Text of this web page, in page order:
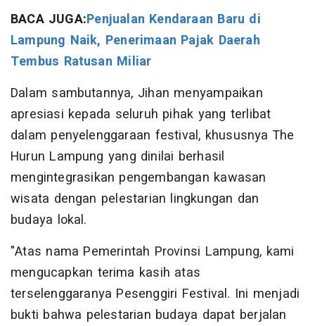
BACA JUGA:Penjualan Kendaraan Baru di
Lampung Naik, Penerimaan Pajak Daerah
Tembus Ratusan Miliar
Dalam sambutannya, Jihan menyampaikan
apresiasi kepada seluruh pihak yang terlibat
dalam penyelenggaraan festival, khususnya The
Hurun Lampung yang dinilai berhasil
mengintegrasikan pengembangan kawasan
wisata dengan pelestarian lingkungan dan
budaya lokal.
"Atas nama Pemerintah Provinsi Lampung, kami
mengucapkan terima kasih atas
terselenggaranya Pesenggiri Festival. Ini menjadi
bukti bahwa pelestarian budaya dapat berjalan